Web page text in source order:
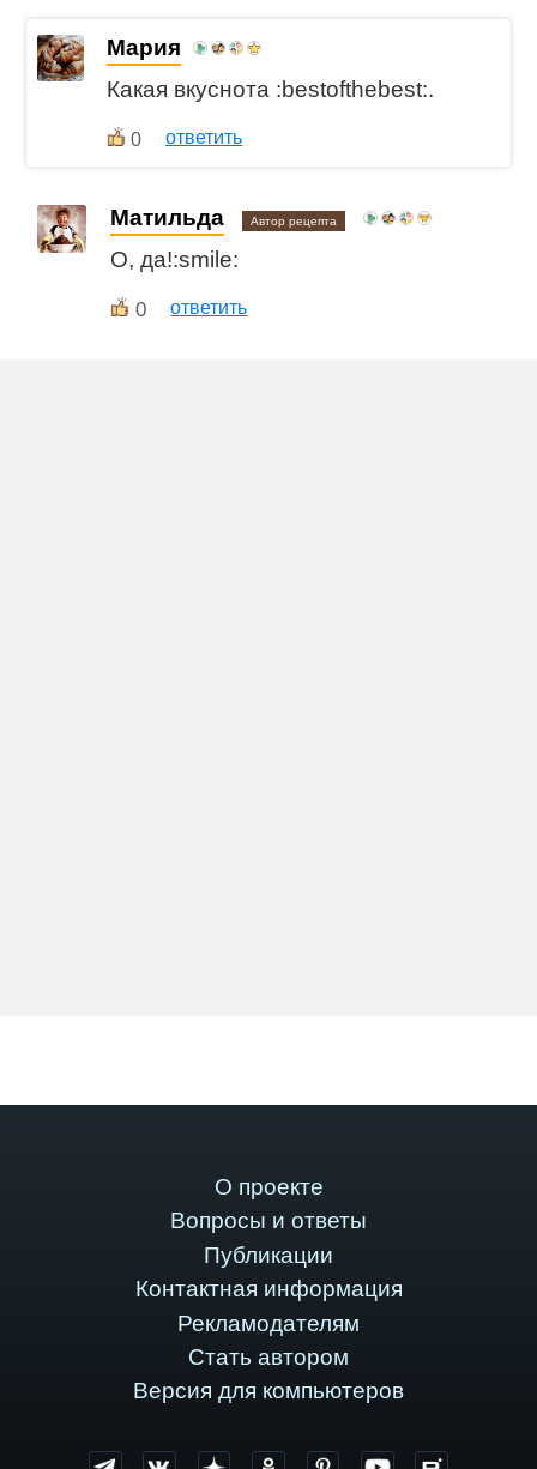
Мария
Какая вкуснота :bestofthebest:.
0 ответить
Матильда Автор рецепта
О, да!:smile:
0 ответить
О проекте
Вопросы и ответы
Публикации
Контактная информация
Рекламодателям
Стать автором
Версия для компьютеров